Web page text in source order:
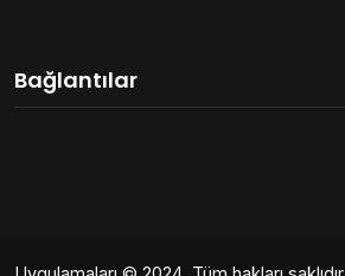
Bağlantılar